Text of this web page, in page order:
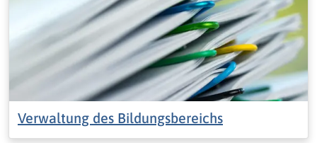
Verwaltung des Bildungsbereichs